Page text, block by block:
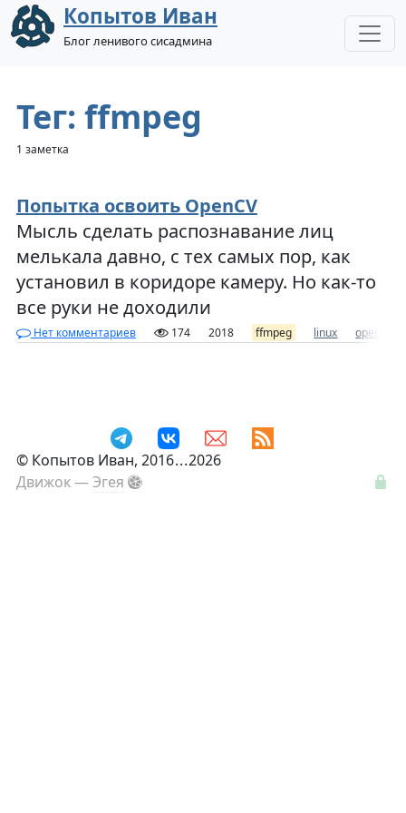
Копытов Иван
Блог ленивого сисадмина
Тег: ffmpeg
1 заметка
Попытка освоить OpenCV
Мысль сделать распознавание лиц
мелькала давно, с тех самых пор, как
установил в коридоре камеру. Но как-то
все руки не доходили
Нет комментариев 174 2018 ffmpeg linux opencv
© Копытов Иван, 2016...2026
Движок —Эгея